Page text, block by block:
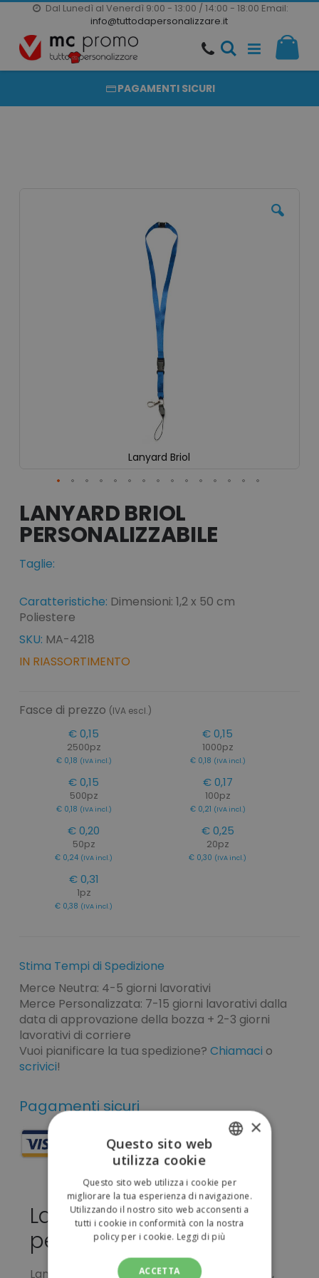
Dal Lunedì al Venerdì 9:00 - 13:00 / 14:00 - 18:00 Email:
info@tuttodapersonalizzare.it
Salta
al
contenuto
20000 PRODOTTI
PRODOTTI COMPLETAMENTE PERSONALIZZABILI
PAGAMENTI SICURI
Lanyard Briol
all'inizio
della
galleria
di
LANYARD BRIOL
Taglie:
Caratteristiche: Dimensioni: 1,2 x 50 cm
Poliestere
SKU: MA-4218
IN RIASSORTIMENTO
Fasce di prezzo (IVA escl.)
€ 0,15
2500pz
€ 0,18 (IVA incl.)
€ 0,15
1000pz
€ 0,18 (IVA incl.)
€ 0,15
500pz
€ 0,18 (IVA incl.)
€ 0,17
100pz
€ 0,21 (IVA incl.)
€ 0,20
50pz
€ 0,24 (IVA incl.)
€ 0,25
20pz
€ 0,30 (IVA incl.)
€ 0,31
1pz
€ 0,38 (IVA incl.)
Stima Tempi di Spedizione
Merce Neutra: 4-5 giorni lavorativi
Merce Personalizzata: 7-15 giorni lavorativi dalla
data di approvazione della bozza + 2-3 giorni
lavorativi di corriere
Vuoi pianificare la tua spedizione? Chiamaci o
scrivici!
Pagamenti sicuri
Lanyard Briol da
personalizzare 0,15 €
Lanyard in poliestere resistente e morbido, ,
ENGLISH
×
Questo sito web
utilizza cookie
Questo sito web utilizza i cookie per
migliorare la tua esperienza di navigazione.
Utilizzando il nostro sito web acconsenti a
tutti i cookie in conformità con la nostra
policy per i cookie. Leggi di più
ACCETTA